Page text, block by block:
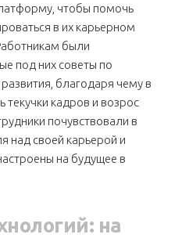
чтобы помочь
в их карьерном
были
под них советы по
благодаря чему в
текучки кадров и возрос
почувствовали в
над своей карьерой и
на будущее в
на